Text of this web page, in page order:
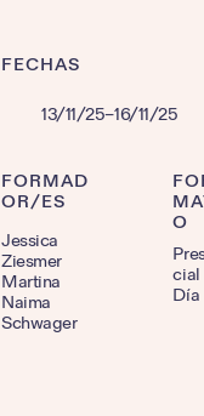
FECHAS
13/11/25–16/11/25
FORMAD
OR/ES
Jessica
Ziesmer
Martina
Naima
Schwager
O
cial
Día